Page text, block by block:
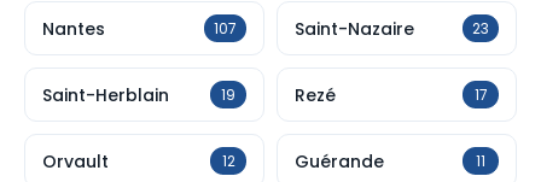
Nantes 107 Saint-Nazaire 23
Saint-Herblain 19 Rezé 17
Orvault 12 Guérande 11